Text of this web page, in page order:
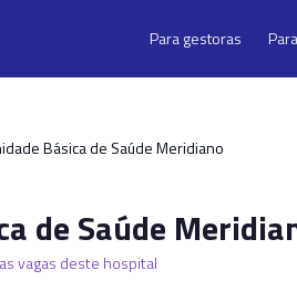
Para gestoras
Básica de Saúde Meridiano
de Saúde
vagas deste hospital